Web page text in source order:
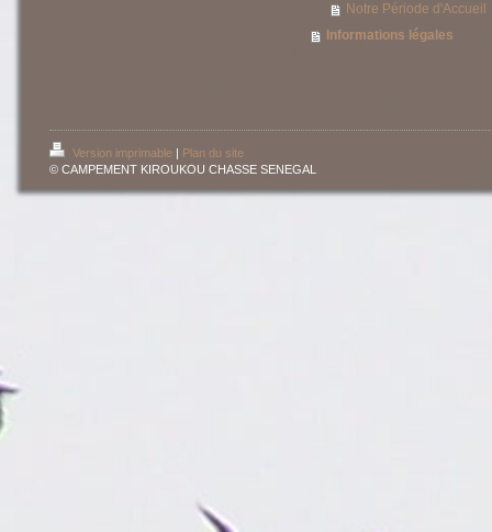
Notre Période d'Accueil
Informations légales
Version imprimable | Plan du site
© CAMPEMENT KIROUKOU CHASSE SENEGAL